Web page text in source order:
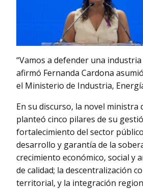
“Vamos a defender una
afirmó Fernanda Cardona
el Ministerio de Industria,
En su discurso, la novel ministra
planteó cinco pilares de su
fortalecimiento del sector
desarrollo y garantía de la
crecimiento económico, social y
de calidad; la descentralización
territorial, y la integración